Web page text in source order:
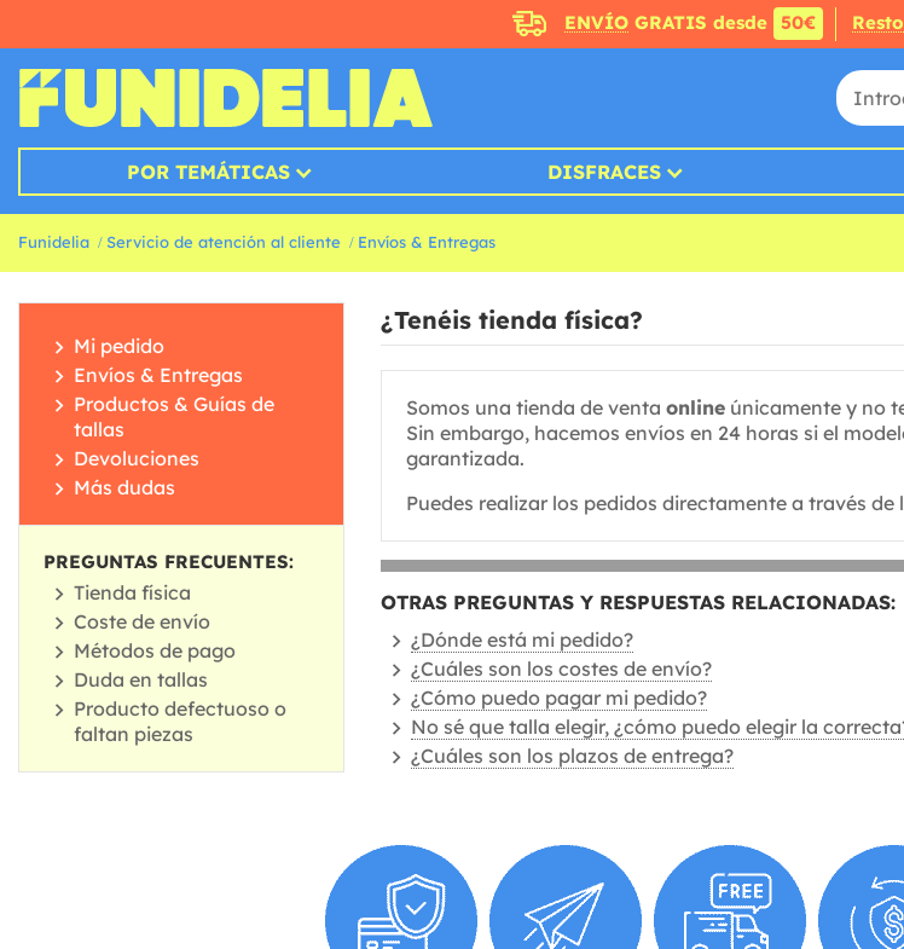
ENVÍOGRATIS desde 50€
POR TEMÁTICAS DISFRACES
Funidelia Servicio de atención al cliente Envíos & Entregas
Mi pedido
Envíos & Entregas
Productos & Guías de
tallas
Devoluciones
Más dudas
PREGUNTAS FRECUENTES:
Tienda física
Coste de envío
Métodos de pago
Duda en tallas
Producto defectuoso o
faltan piezas
¿Tenéis tienda física?
Somos una tienda de venta online únicamente y no
Sin embargo, hacemos envíos en 24 horas si el
garantizada.
Puedes realizar los pedidos directamente a través de
OTRAS PREGUNTAS Y RESPUESTAS RELACIONADAS:
¿Dónde está mi pedido?
¿Cuáles son los costes de envío?
¿Cómo puedo pagar mi pedido?
No sé que talla elegir, ¿cómo puedo elegir la
¿Cuáles son los plazos de entrega?